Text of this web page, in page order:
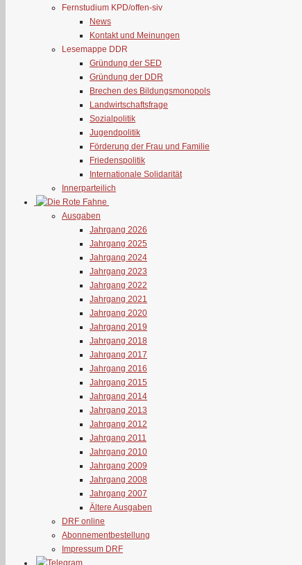
Fernstudium KPD/offen-siv
News
Kontakt und Meinungen
Lesemappe DDR
Gründung der SED
Gründung der DDR
Brechen des Bildungsmonopols
Landwirtschaftsfrage
Sozialpolitik
Jugendpolitik
Förderung der Frau und Familie
Friedenspolitik
Internationale Solidarität
Innerparteilich
Ausgaben
Jahrgang 2026
Jahrgang 2025
Jahrgang 2024
Jahrgang 2023
Jahrgang 2022
Jahrgang 2021
Jahrgang 2020
Jahrgang 2019
Jahrgang 2018
Jahrgang 2017
Jahrgang 2016
Jahrgang 2015
Jahrgang 2014
Jahrgang 2013
Jahrgang 2012
Jahrgang 2011
Jahrgang 2010
Jahrgang 2009
Jahrgang 2008
Jahrgang 2007
Ältere Ausgaben
DRF online
Abonnementbestellung
Impressum DRF